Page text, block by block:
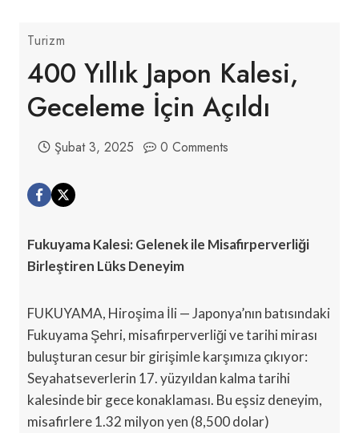
Turizm
400 Yıllık Japon Kalesi,
Geceleme İçin Açıldı
Şubat 3, 2025 0 Comments
Fukuyama Kalesi: Gelenek ile Misafirperverliği
Birleştiren Lüks Deneyim
FUKUYAMA, Hiroşima İli — Japonya’nın batısındaki
Fukuyama Şehri, misafirperverliği ve tarihi mirası
buluşturan cesur bir girişimle karşımıza çıkıyor:
Seyahatseverlerin 17. yüzyıldan kalma tarihi
kalesinde bir gece konaklaması. Bu eşsiz deneyim,
misafirlere 1.32 milyon yen (8,500 dolar)